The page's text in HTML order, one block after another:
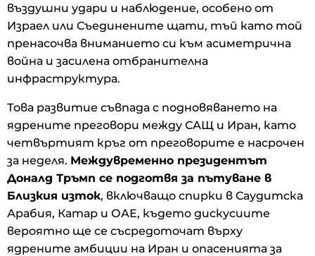
въздушни удари и наблюдение, особено от
Израел или Съединените щати, тъй като той
пренасочва вниманието си към асиметрична
война и засилена отбранителна
инфраструктура.
Това развитие съвпада с подновяването на
ядрените преговори между САЩ и Иран, като
четвъртият кръг от преговорите е насрочен
за неделя. Междувременно президентът
Доналд Тръмп се подготвя за пътуване в
Близкия изток, включващо спирки в Саудитска
Арабия, Катар и ОАЕ, където дискусиите
вероятно ще се съсредоточат върху
ядрените амбиции на Иран и опасенията за